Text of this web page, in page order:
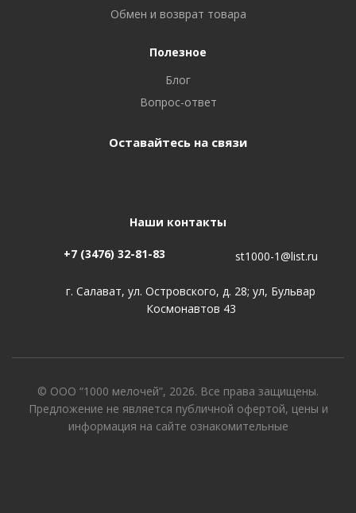
Обмен и возврат товара
Полезное
Блог
Вопрос-ответ
Оставайтесь на связи
Наши контакты
+7 (3476) 32-81-83 st1000-1@list.ru
г. Салават, ул. Островского, д. 28; ул, Бульвар
Космонавтов 43
© ООО “1000 мелочей”, 2026. Все права защищены.
Предложение не является публичной офертой, цены и
информация на сайте ознакомительные